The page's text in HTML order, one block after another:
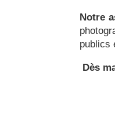
Notre
publics
Dès